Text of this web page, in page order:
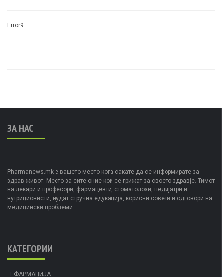
Error9
ЗА НАС
Pharmanews.mk е вашето место кога сакате да се информирате за
здрав живот. Место за сите оние кои се грижат за своето здравје. Тимот
на лекари и професори, фармацевти, стоматолози, педијатри и
нутриционисти, нудат стручна едукација, корисни совети и одговори на
медицински проблеми.
КАТЕГОРИИ
ФАРМАЦИЈА